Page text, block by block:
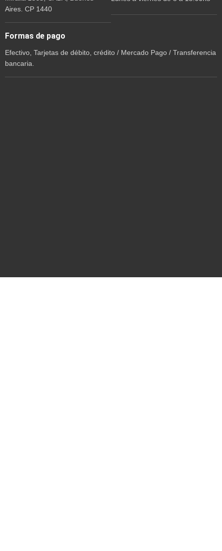
Aires. CP 1440
Formas de pago
Efectivo, Tarjetas de débito, crédito / Mercado Pago / Transferencia
bancaria.